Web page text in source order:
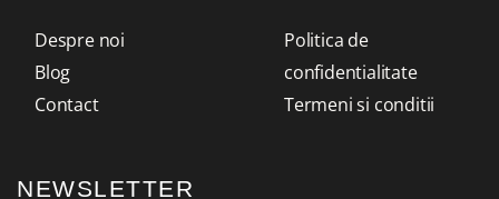
Despre noi
Blog
Contact
Politica de
confidentialitate
Termeni si conditii
NEWSLETTER